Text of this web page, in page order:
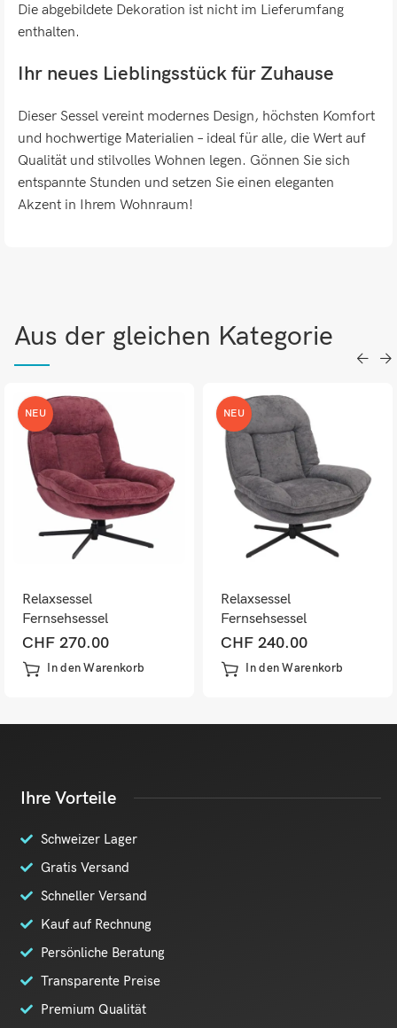
Die abgebildete Dekoration ist nicht im Lieferumfang
enthalten.
Ihr neues Lieblingsstück für Zuhause
Dieser Sessel vereint modernes Design, höchsten Komfort
und hochwertige Materialien – ideal für alle, die Wert auf
Qualität und stilvolles Wohnen legen. Gönnen Sie sich
entspannte Stunden und setzen Sie einen eleganten
Akzent in Ihrem Wohnraum!
Aus der gleichen Kategorie
NEU
Relaxsessel
Fernsehsessel
Nosagfederung
Polstersessel drehbar
Chenille beere
CHF 270.00
In den Warenkorb
NEU
Relaxsessel
Fernsehsessel
Nosagfederung
Polstersessel drehbar
Chenille grau
CHF 240.00
In den Warenkorb
Ihre Vorteile
Schweizer Lager
Gratis Versand
Schneller Versand
Kauf auf Rechnung
Persönliche Beratung
Transparente Preise
Premium Qualität